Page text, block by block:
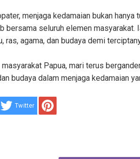
menjaga kedamaian bukan hanya
bersama seluruh elemen masyarakat.
ras, agama, dan budaya demi
masyarakat Papua, mari terus
budaya dalam menjaga kedamaian
Twitter